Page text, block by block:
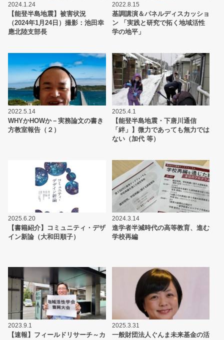
2024.1.24
【能登半島地震】被害状況
（2024年1月24日）撮影：池田幸
應北陸支部長
2022.8.15
基調講演＆パネルディスカッショ
ン 「実践と研究で拓く地域活性
学の地平」
2022.5.14
WHYかHOWか－実務論文の書き
方教室報告（２）
2025.4.1
【能登半島地震・下唐川通信
「絆」】微力であっても無力では
ない（加代 等）
2025.6.20
【書籍紹介】コミュニティ・デザ
イン新論（大和田順子）
2024.3.14
進学者半減時代の高等教育、進む
学校再編
2023.9.1
【速報】フィールドリサーチ～カ
2025.3.31
一般財団法人ぐんま未来基金の活